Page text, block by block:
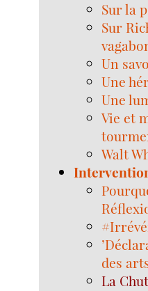
Sur la
Sur
Un
Une
Une
Vie et
Walt
des
La